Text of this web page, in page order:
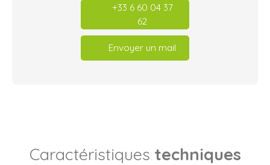
+33 6 60 04 37
62
Envoyer un mail
Caractéristiques techniques